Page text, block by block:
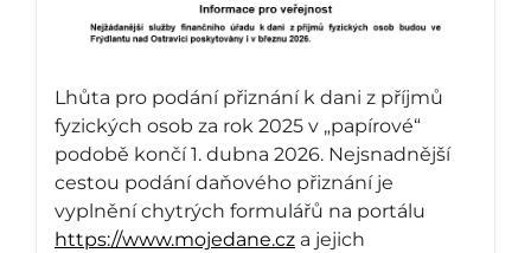
Lhůta pro podání přiznání k dani z příjmů
fyzických osob za rok 2025 v „papírové“
podobě končí 1. dubna 2026. Nejsnadnější
cestou podání daňového přiznání je
vyplnění chytrých formulářů na portálu
https://www.mojedane.cz a jejich